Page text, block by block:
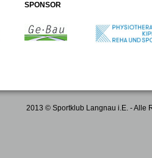
SPONSOR
2013 © Sportklub Langnau i.E. - Alle